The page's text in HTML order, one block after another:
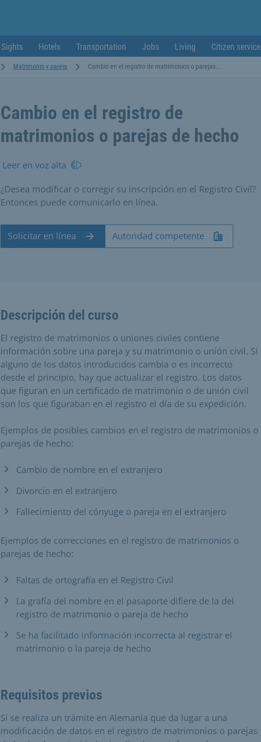
Sights Hotels Transportation Jobs Living Citizen service
Matrimonio y pareja Cambio en el registro de matrimonios o parejas...
Cambio en el registro de
matrimonios o parejas de hecho
Leer en voz alta
¿Desea modificar o corregir su inscripción en el Registro Civil?
Entonces puede comunicarlo en línea.
Solicitar en línea Autoridad competente
Descripción del curso
El registro de matrimonios o uniones civiles contiene
información sobre una pareja y su matrimonio o unión civil. Si
alguno de los datos introducidos cambia o es incorrecto
desde el principio, hay que actualizar el registro. Los datos
que figuran en un certificado de matrimonio o de unión civil
son los que figuraban en el registro el día de su expedición.
Ejemplos de posibles cambios en el registro de matrimonios o
parejas de hecho:
Cambio de nombre en el extranjero
Divorcio en el extranjero
Fallecimiento del cónyuge o pareja en el extranjero
Ejemplos de correcciones en el registro de matrimonios o
parejas de hecho:
Faltas de ortografía en el Registro Civil
La grafía del nombre en el pasaporte difiere de la del
registro de matrimonio o pareja de hecho
Se ha facilitado información incorrecta al registrar el
matrimonio o la pareja de hecho
Requisitos previos
Si se realiza un trámite en Alemania que da lugar a una
modificación de datos en el registro de matrimonios o parejas